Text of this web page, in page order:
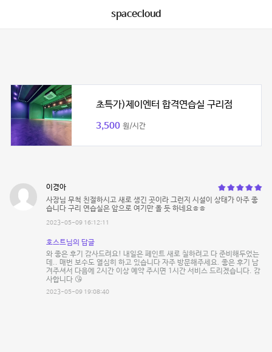
spacecloud
초특가)제이엔터 합격연습실 구리점
3,500 원/시간
이경아
사장님 무척 친절하시고 새로 생긴 곳이라 그런지 시설이 상태가 아주 좋
습니다 구리 연습실은 앞으로 여기만 올 듯 하네요ㅎㅎ
2023-05-09 16:12:11
호스트님의 답글
와 좋은 후기 감사드려요! 내일은 페인트 새로 칠하려고 다 준비해두었는
데.. 매번 보수도 열심히 하고 있습니다 자주 방문해주세요. 좋은 후기 남
겨주셔서 다음에 2시간 이상 예약 주시면 1시간 서비스 드리겠습니다. 감
사합니다 😘
2023-05-09 19:08:40